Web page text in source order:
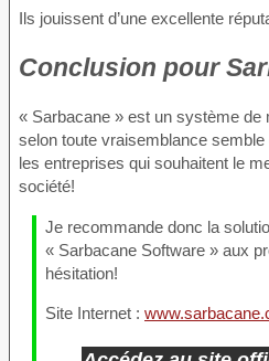
Ils jouissent d’une excellente
Conclusion pour
« Sarbacane » est un système de
selon toute vraisemblance
les entreprises qui souhaitent le
société!
Je recommande donc la
« Sarbacane Software » aux
hésitation!
Site Internet :